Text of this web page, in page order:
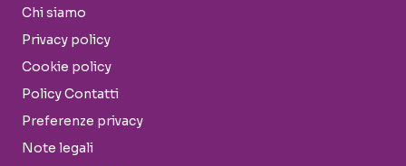
Chi siamo
Privacy policy
Cookie policy
Policy Contatti
Preferenze privacy
Note legali